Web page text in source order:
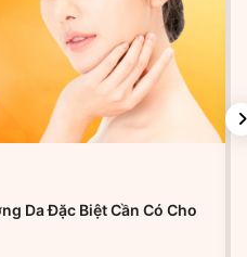
Da Đặc Biệt Cần Có Cho